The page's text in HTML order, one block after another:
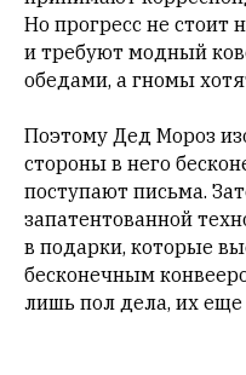
Но прогресс не стоит
и требуют модный
обедами, а гномы
Поэтому Дед Мороз
стороны в него
поступают письма.
запатентованной
в подарки, которые
бесконечным
лишь пол дела, их еще